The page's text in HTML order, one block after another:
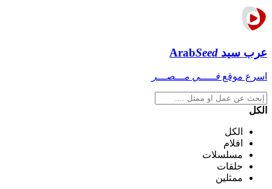
عرب سيد ArabSeed
اسرع موقع فـــــي مـــصـــر
الكل
الكل
افلام
مسلسلات
حلقات
ممثلين